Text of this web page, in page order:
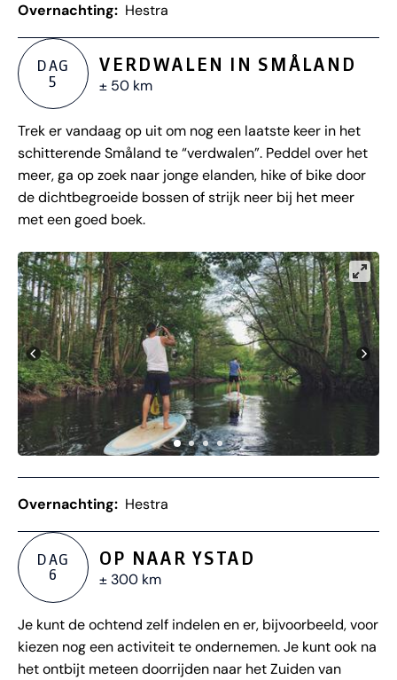
Overnachting: Hestra
DAG
5
VERDWALEN IN SMÅLAND
± 50 km
Trek er vandaag op uit om nog een laatste keer in het
schitterende Småland te “verdwalen”. Peddel over het
meer, ga op zoek naar jonge elanden, hike of bike door
de dichtbegroeide bossen of strijk neer bij het meer
met een goed boek.
Overnachting: Hestra
DAG
6
OP NAAR YSTAD
± 300 km
Je kunt de ochtend zelf indelen en er, bijvoorbeeld, voor
kiezen nog een activiteit te ondernemen. Je kunt ook na
het ontbijt meteen doorrijden naar het Zuiden van